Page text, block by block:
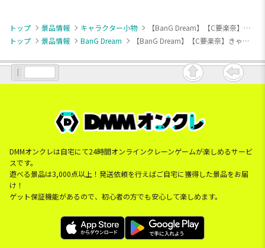
トップ 景品情報 キャラクター小物
【BanG Dream】【C要楽奈】きゃらごん MyGO!!!!!
トップ
景品情報 BanG Dream 【BanG Dream】【C要楽奈】きゃらごん MyGO!!!!!
DMMオンクレは自宅にて24時間オンラインクレーンゲームが楽しめるサービ
スです。
遊べる景品は3,000点以上！発送依頼を行えばご自宅に獲得した景品をお届
け！
ゲット保証機能があるので、初心者の方でも安心して楽しめます。